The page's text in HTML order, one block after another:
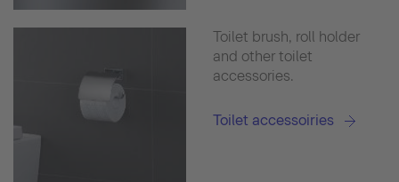
Toilet brush, roll holder
and other toilet
accessories.
Toilet accessoiries